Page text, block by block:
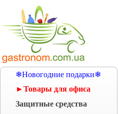
❄Новогодние подарки❄
►Товары для офиса
Защитные средства